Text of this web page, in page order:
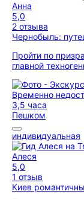
Анна
5,0
2 отзыва
Чернобыль:
Пройти по
главной
Временно
3,5 часа
Пешком
индивидуальная
Алеся
5,0
1 отзыв
Киев